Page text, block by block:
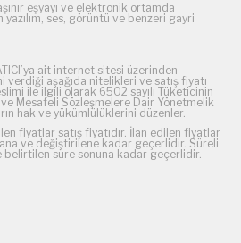
eşyayı ve elektronik ortamda
yazılım, ses, görüntü ve benzeri gayri
ait internet sitesi üzerinden
aşağıda nitelikleri ve satış fiyatı
ile ilgili olarak 6502 sayılı Tüketicinin
ve Mesafeli Sözleşmelere Dair Yönetmelik
hak ve yükümlülüklerini düzenler.
fiyatlar satış fiyatıdır. İlan edilen fiyatlar
ve değiştirilene kadar geçerlidir. Süreli
süre sonuna kadar geçerlidir.